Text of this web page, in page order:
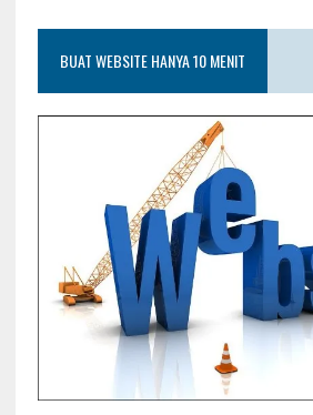
BUAT WEBSITE HANYA 10 MENIT